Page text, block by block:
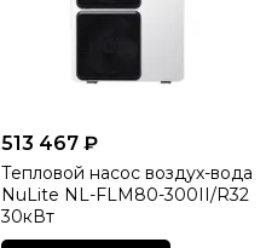
513 467 ₽
Тепловой насос воздух-вода
NuLite NL-FLM80-300II/R32
30кВт